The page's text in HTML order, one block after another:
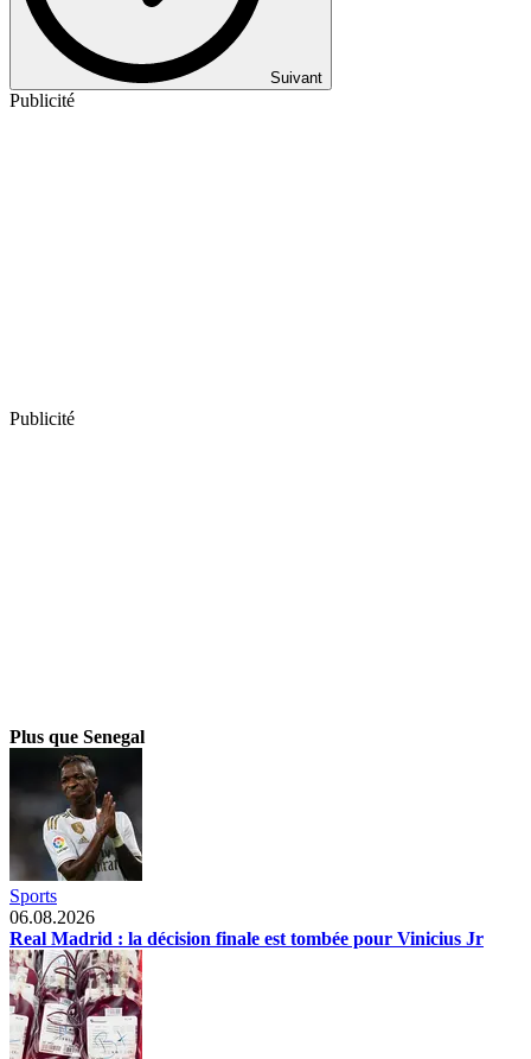
Suivant
Publicité
Publicité
Plus que Senegal
Sports
06.08.2026
Real Madrid : la décision finale est tombée pour Vinicius Jr